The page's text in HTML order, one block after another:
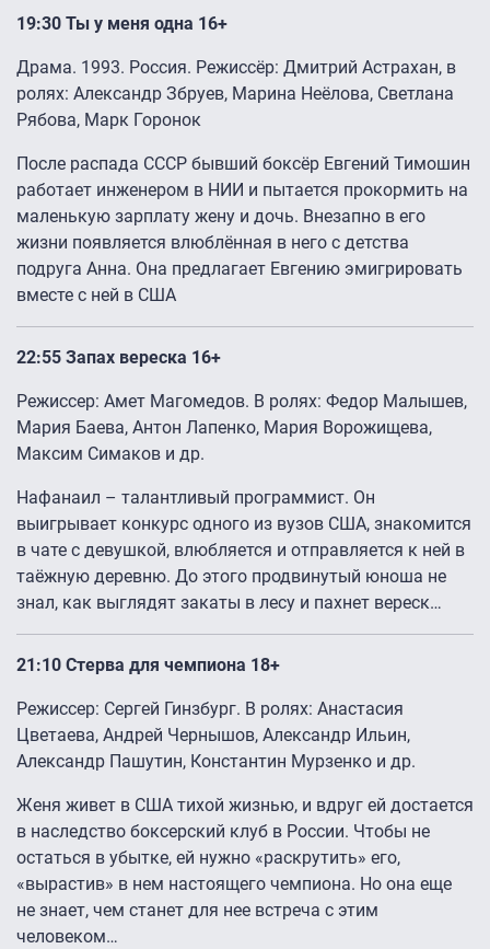
19:30 Ты у меня одна 16+
Драма. 1993. Россия. Режиссёр: Дмитрий Астрахан, в
ролях: Александр Збруев, Марина Неёлова, Светлана
Рябова, Марк Горонок
После распада СССР бывший боксёр Евгений Тимошин
работает инженером в НИИ и пытается прокормить на
маленькую зарплату жену и дочь. Внезапно в его
жизни появляется влюблённая в него с детства
подруга Анна. Она предлагает Евгению эмигрировать
вместе с ней в США
22:55 Запах вереска 16+
Режиссер: Амет Магомедов. В ролях: Федор Малышев,
Мария Баева, Антон Лапенко, Мария Ворожищева,
Максим Симаков и др.
Нафанаил – талантливый программист. Он
выигрывает конкурс одного из вузов США, знакомится
в чате с девушкой, влюбляется и отправляется к ней в
таёжную деревню. До этого продвинутый юноша не
знал, как выглядят закаты в лесу и пахнет вереск…
21:10 Стерва для чемпиона 18+
Режиссер: Сергей Гинзбург. В ролях: Анастасия
Цветаева, Андрей Чернышов, Александр Ильин,
Александр Пашутин, Константин Мурзенко и др.
Женя живет в США тихой жизнью, и вдруг ей достается
в наследство боксерский клуб в России. Чтобы не
остаться в убытке, ей нужно «раскрутить» его,
«вырастив» в нем настоящего чемпиона. Но она еще
не знает, чем станет для нее встреча с этим
человеком…